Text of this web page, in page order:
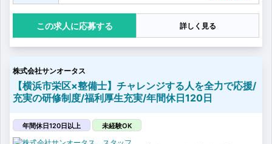
・車検整備
・メンテナンス業務
・商品価値を高める為のエアロパーツ等の脱着
・ドアやフェンダー等の交換
・カーナビ・ステレオ等の取付
などをお願いします！
年間販売台数が10000台を超えるため多種多様な車に
出会えます。
車に触れているのが好きな人には、たまらない仕事で
応募する 詳しく見る
株式会社サンオータス
【横浜市栄区×整備士】チャレンジする人を全力で応援/
充実の研修制度/福利厚生充実/年間休日120日
年間休日120日以上 未経験OK